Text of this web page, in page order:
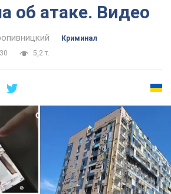
об атаке. Видео
Криминал
5,2 т.